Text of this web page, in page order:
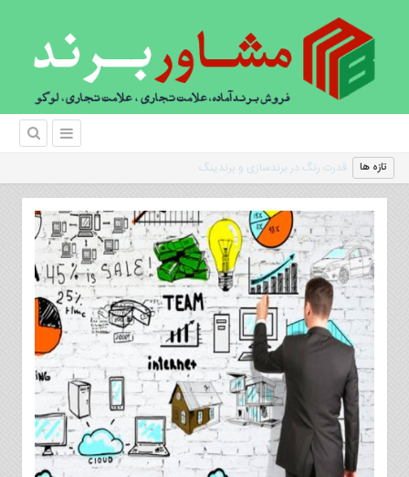
تازه ها |